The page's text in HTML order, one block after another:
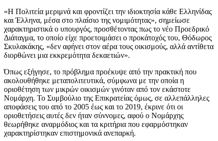
«Η Πολιτεία μεριμνά και φροντίζει την ιδιοκτησία κάθε Ελληνίδας
και Έλληνα, μέσα στο πλαίσιο της νομιμότητας», σημείωσε
χαρακτηριστικά ο υπουργός, προσθέτοντας πως το νέο Προεδρικό
Διάταγμα, το οποίο είχε προετοιμάσει ο προκάτοχός του, Θόδωρος
Σκυλακάκης, «δεν αφήνει στον αέρα τους οικισμούς, αλλά αντίθετα
διορθώνει μια εκκρεμότητα δεκαετιών».
Όπως εξήγησε, το πρόβλημα προέκυψε από την πρακτική που
ακολουθήθηκε μεταπολιτευτικά, σύμφωνα με την οποία η
οριοθέτηση των μικρών οικισμών γινόταν από τον εκάστοτε
Νομάρχη. Το Συμβούλιο της Επικρατείας όμως, σε αλλεπάλληλες
αποφάσεις του από το 2005 έως και το 2019, έκρινε ότι οι
οριοθετήσεις αυτές δεν ήταν σύννομες, αφού ο Νομάρχης
θεωρήθηκε αναρμόδιος και τα κριτήρια που εφαρμόστηκαν
χαρακτηρίστηκαν επιστημονικά ανεπαρκή.